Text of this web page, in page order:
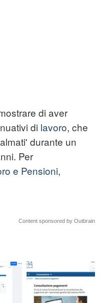
di aver
di lavoro, che
durante un
Per
e Pensioni,
Content sponsored by Outbrain